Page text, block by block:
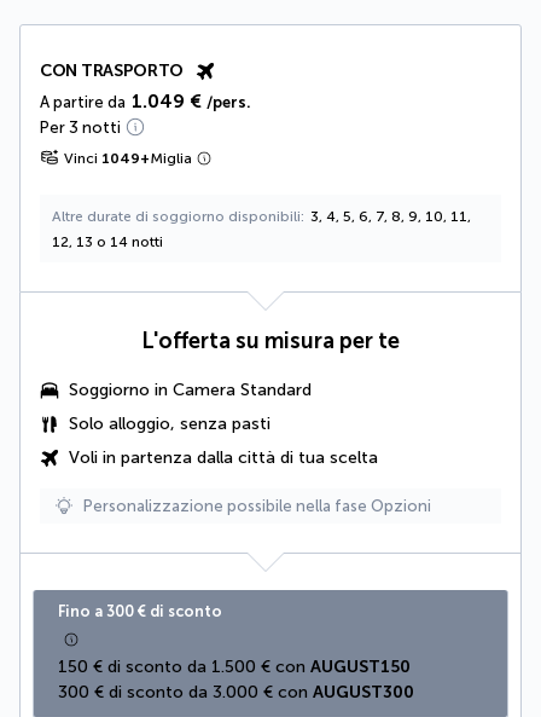
CON TRASPORTO
A partire da 1.049 € /pers.
Per 3 notti
Vinci 1049+Miglia
Altre durate di soggiorno disponibili
3, 4, 5, 6, 7, 8, 9, 10, 11,
12, 13 o 14 notti
L'offerta su misura per te
Soggiorno in Camera Standard
Solo alloggio, senza pasti
Voli in partenza dalla città di tua scelta
Personalizzazione possibile nella fase Opzioni
Fino a 300 € di sconto
150 € di sconto da 1.500 € con AUGUST150
300 € di sconto da 3.000 € con AUGUST300